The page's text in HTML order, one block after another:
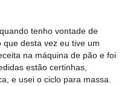
tenho vontade de
desta vez eu tive um
na máquina de pão e foi
estão certinhas,
e usei o ciclo para massa.